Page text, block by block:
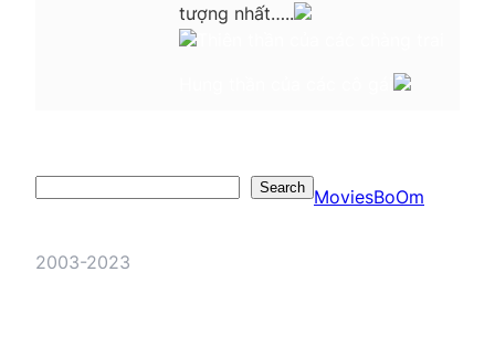
tượng nhất…..
Search MoviesBoOm
2003-2023